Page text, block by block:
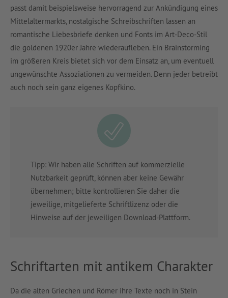
passt damit beispielsweise hervorragend zur Ankündigung eines
Mittelaltermarkts, nostalgische Schreibschriften lassen an
romantische Liebesbriefe denken und Fonts im Art-Deco-Stil
die goldenen 1920er Jahre wiederaufleben. Ein Brainstorming
im größeren Kreis bietet sich vor dem Einsatz an, um eventuell
ungewünschte Assoziationen zu vermeiden. Denn jeder betreibt
auch noch sein ganz eigenes Kopfkino.
Tipp: Wir haben alle Schriften auf kommerzielle
Nutzbarkeit geprüft, können aber keine Gewähr
übernehmen; bitte kontrollieren Sie daher die
jeweilige, mitgelieferte Schriftlizenz oder die
Hinweise auf der jeweiligen Download-Plattform.
Schriftarten mit antikem Charakter
Da die alten Griechen und Römer ihre Texte noch in Stein